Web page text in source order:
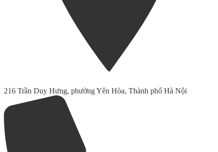
216 Trần Duy Hưng, phường Yên Hòa, Thành phố Hà Nội